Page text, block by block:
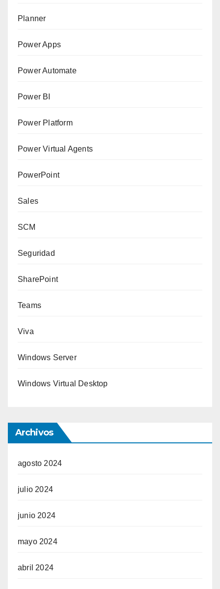
Planner
Power Apps
Power Automate
Power BI
Power Platform
Power Virtual Agents
PowerPoint
Sales
SCM
Seguridad
SharePoint
Teams
Viva
Windows Server
Windows Virtual Desktop
Archivos
agosto 2024
julio 2024
junio 2024
mayo 2024
abril 2024